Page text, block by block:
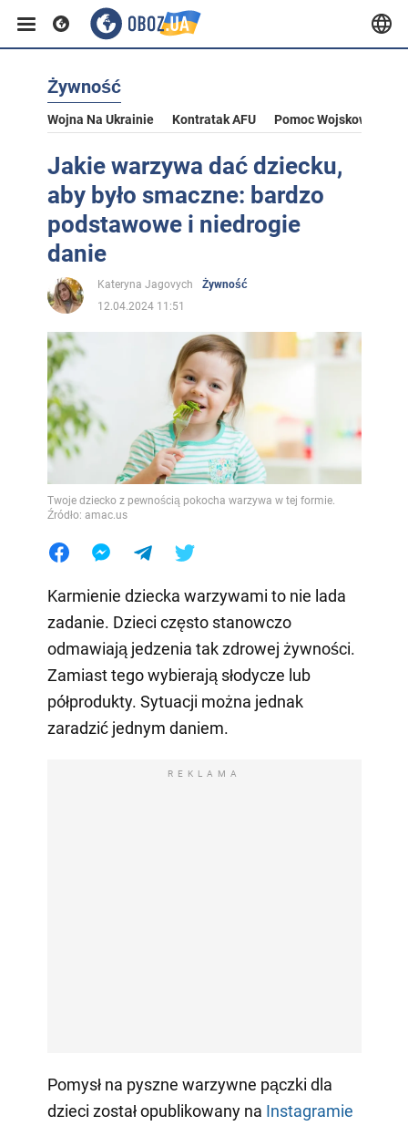
Żywność
Wojna Na Ukrainie Kontratak AFU Pomoc Wojskowa Dla
Jakie warzywa dać dziecku,
aby było smaczne: bardzo
podstawowe i niedrogie
danie
Kateryna Jagovych
Żywność
12.04.2024 11:51
Twoje dziecko z pewnością pokocha warzywa w tej formie.
Źródło: amac.us
Karmienie dziecka warzywami to nie lada
zadanie. Dzieci często stanowczo
odmawiają jedzenia tak zdrowej żywności.
Zamiast tego wybierają słodycze lub
półprodukty. Sytuacji można jednak
zaradzić jednym daniem.
REKLAMA
Pomysł na pyszne warzywne pączki dla
dzieci został opublikowany na Instagramie